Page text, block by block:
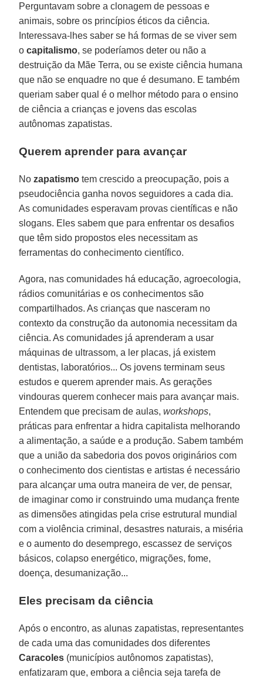
Perguntavam sobre a clonagem de pessoas e
animais, sobre os princípios éticos da ciência.
Interessava-lhes saber se há formas de se viver sem
ocapitalismo, se poderíamos deter ou não a
destruição da Mãe Terra, ou se existe ciência humana
que não se enquadre no que é desumano. E também
queriam saber qual é o melhor método para o ensino
de ciência a crianças e jovens das escolas
autônomas zapatistas.
Querem aprender para avançar
Nozapatismo tem crescido a preocupação, pois a
pseudociência ganha novos seguidores a cada dia.
As comunidades esperavam provas científicas e não
slogans. Eles sabem que para enfrentar os desafios
que têm sido propostos eles necessitam as
ferramentas do conhecimento científico.
Agora, nas comunidades há educação, agroecologia,
rádios comunitárias e os conhecimentos são
compartilhados. As crianças que nasceram no
contexto da construção da autonomia necessitam da
ciência. As comunidades já aprenderam a usar
máquinas de ultrassom, a ler placas, já existem
dentistas, laboratórios... Os jovens terminam seus
estudos e querem aprender mais. As gerações
vindouras querem conhecer mais para avançar mais.
Entendem que precisam de aulas,workshops,
práticas para enfrentar a hidra capitalista melhorando
a alimentação, a saúde e a produção. Sabem também
que a união da sabedoria dos povos originários com
o conhecimento dos cientistas e artistas é necessário
para alcançar uma outra maneira de ver, de pensar,
de imaginar como ir construindo uma mudança frente
as dimensões atingidas pela crise estrutural mundial
com a violência criminal, desastres naturais, a miséria
e o aumento do desemprego, escassez de serviços
básicos, colapso energético, migrações, fome,
doença, desumanização...
Eles precisam da ciência
Após o encontro, as alunas zapatistas, representantes
de cada uma das comunidades dos diferentes
Caracoles (municípios autônomos zapatistas),
enfatizaram que, embora a ciência seja tarefa de